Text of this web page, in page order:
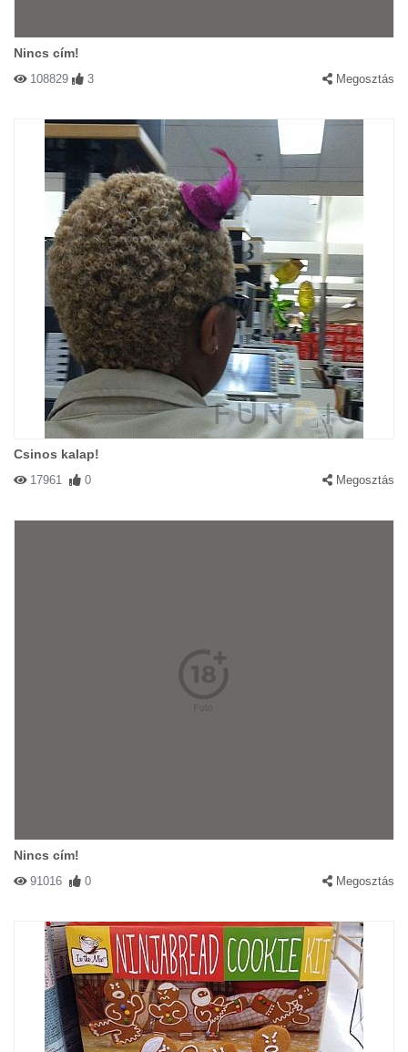
Nincs cím!
108829 3 Megosztás
Csinos kalap!
17961 0 Megosztás
Nincs cím!
91016 0 Megosztás